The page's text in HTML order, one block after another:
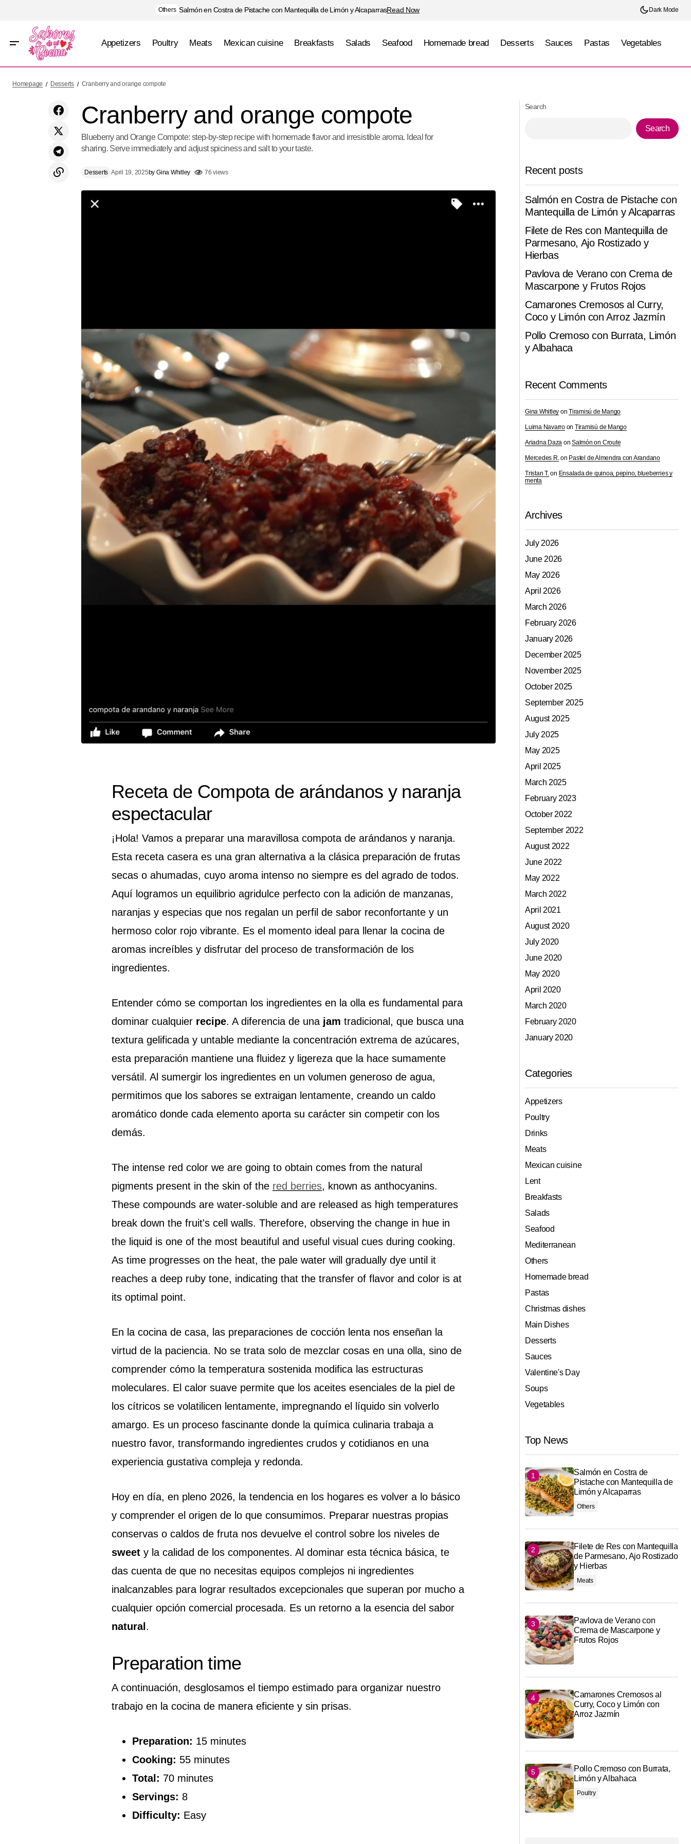
Others Salmón en Costra de Pistache con Mantequilla de Limón y AlcaparrasRead Now Dark Mode
Appetizers Poultry Meats Mexican cuisine Breakfasts Salads Seafood Homemade bread Desserts Sauces Pastas Vegetables
Tiramisu
Homepage Desserts Cranberry and orange compote
Cranberry and orange compote
Blueberry and Orange Compote: step-by-step recipe with homemade flavor and irresistible aroma. Ideal for
sharing. Serve immediately and adjust spiciness and salt to your taste.
Desserts April 19, 2025by Gina Whitley 76 views
Receta de Compota de arándanos y naranja
espectacular
¡Hola! Vamos a preparar una maravillosa compota de arándanos y naranja.
Esta receta casera es una gran alternativa a la clásica preparación de frutas
secas o ahumadas, cuyo aroma intenso no siempre es del agrado de todos.
Aquí logramos un equilibrio agridulce perfecto con la adición de manzanas,
naranjas y especias que nos regalan un perfil de sabor reconfortante y un
hermoso color rojo vibrante. Es el momento ideal para llenar la cocina de
aromas increíbles y disfrutar del proceso de transformación de los
ingredientes.
Entender cómo se comportan los ingredientes en la olla es fundamental para
dominar cualquier recipe. A diferencia de una jam tradicional, que busca una
textura gelificada y untable mediante la concentración extrema de azúcares,
esta preparación mantiene una fluidez y ligereza que la hace sumamente
versátil. Al sumergir los ingredientes en un volumen generoso de agua,
permitimos que los sabores se extraigan lentamente, creando un caldo
aromático donde cada elemento aporta su carácter sin competir con los
demás.
The intense red color we are going to obtain comes from the natural
pigments present in the skin of the red berries, known as anthocyanins.
These compounds are water-soluble and are released as high temperatures
break down the fruit's cell walls. Therefore, observing the change in hue in
the liquid is one of the most beautiful and useful visual cues during cooking.
As time progresses on the heat, the pale water will gradually dye until it
reaches a deep ruby tone, indicating that the transfer of flavor and color is at
its optimal point.
En la cocina de casa, las preparaciones de cocción lenta nos enseñan la
virtud de la paciencia. No se trata solo de mezclar cosas en una olla, sino de
comprender cómo la temperatura sostenida modifica las estructuras
moleculares. El calor suave permite que los aceites esenciales de la piel de
los cítricos se volatilicen lentamente, impregnando el líquido sin volverlo
amargo. Es un proceso fascinante donde la química culinaria trabaja a
nuestro favor, transformando ingredientes crudos y cotidianos en una
experiencia gustativa compleja y redonda.
Hoy en día, en pleno 2026, la tendencia en los hogares es volver a lo básico
y comprender el origen de lo que consumimos. Preparar nuestras propias
conservas o caldos de fruta nos devuelve el control sobre los niveles de
sweet y la calidad de los componentes. Al dominar esta técnica básica, te
das cuenta de que no necesitas equipos complejos ni ingredientes
inalcanzables para lograr resultados excepcionales que superan por mucho a
cualquier opción comercial procesada. Es un retorno a la esencia del sabor
natural.
Preparation time
A continuación, desglosamos el tiempo estimado para organizar nuestro
trabajo en la cocina de manera eficiente y sin prisas.
Preparation: 15 minutes
Cooking: 55 minutes
Total: 70 minutes
Servings: 8
Difficulty: Easy
Search
Search
Recent posts
Salmón en Costra de Pistache con
Mantequilla de Limón y Alcaparras
Filete de Res con Mantequilla de
Parmesano, Ajo Rostizado y
Hierbas
Pavlova de Verano con Crema de
Mascarpone y Frutos Rojos
Camarones Cremosos al Curry,
Coco y Limón con Arroz Jazmín
Pollo Cremoso con Burrata, Limón
y Albahaca
Recent Comments
Gina Whitley onTiramisú de Mango
Luima Navarroon Tiramisú de Mango
Ariadna Daza onSalmón on Croute
Mercedes R.on Pastel de Almendra con Arandano
Tristan T.on Ensalada de quinoa, pepino, blueberries y
menta
Archives
July 2026
June 2026
May 2026
April 2026
March 2026
February 2026
January 2026
December 2025
November 2025
October 2025
September 2025
August 2025
July 2025
May 2025
April 2025
March 2025
February 2023
October 2022
September 2022
August 2022
June 2022
May 2022
March 2022
April 2021
August 2020
July 2020
June 2020
May 2020
April 2020
March 2020
February 2020
January 2020
Categories
Appetizers
Poultry
Drinks
Meats
Mexican cuisine
Lent
Breakfasts
Salads
Seafood
Mediterranean
Others
Homemade bread
Pastas
Christmas dishes
Main Dishes
Desserts
Sauces
Valentine's Day
Soups
Vegetables
Top News
Salmón en Costra de
Pistache con Mantequilla de
Limón y Alcaparras
Others
Filete de Res con Mantequilla
de Parmesano, Ajo Rostizado
y Hierbas
Meats
Pavlova de Verano con
Crema de Mascarpone y
Frutos Rojos
Camarones Cremosos al
Curry, Coco y Limón con
Arroz Jazmín
Pollo Cremoso con Burrata,
Limón y Albahaca
Poultry